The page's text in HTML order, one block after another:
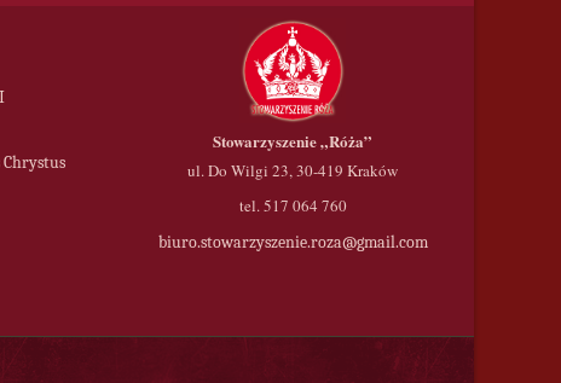
Stowarzyszenie„Róża”
ul. Do Wilgi 23, 30-419 Kraków
tel. 517 064 760
biuro.stowarzyszenie.roza@gmail.com